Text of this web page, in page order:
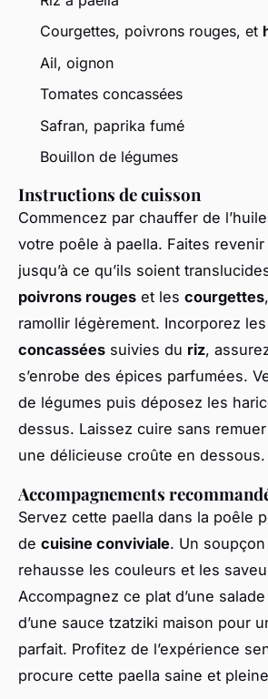
Courgettes, poivrons rouges, et
Ail, oignon
Tomates concassées
Safran, paprika fumé
Bouillon de légumes
Instructions de cuisson
Commencez par chauffer de
votre poêle à paella. Faites revenir
jusqu’à ce qu’ils soient
poivrons rouges et les courgettes
ramollir légèrement. Incorporez les
concassées suivies du riz,
s’enrobe des épices parfumées.
de légumes puis déposez les
dessus. Laissez cuire sans
une délicieuse croûte en dessous.
Accompagnements
Servez cette paella dans la poêle
de cuisine conviviale. Un
rehausse les couleurs et les
Accompagnez ce plat d’une
d’une sauce tzatziki maison pour
parfait. Profitez de l’expérience
procure cette paella saine et